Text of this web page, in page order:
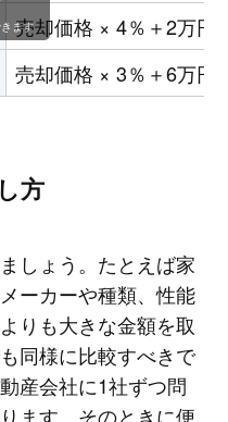
売却価格 × 4％＋2万円
売却価格 × 3％＋6万円
ます
方
しょう。たとえば家
ーカーや種類、性能
りも大きな金額を取
同様に比較すべきで
産会社に1社ずつ問
ます。そのときに便